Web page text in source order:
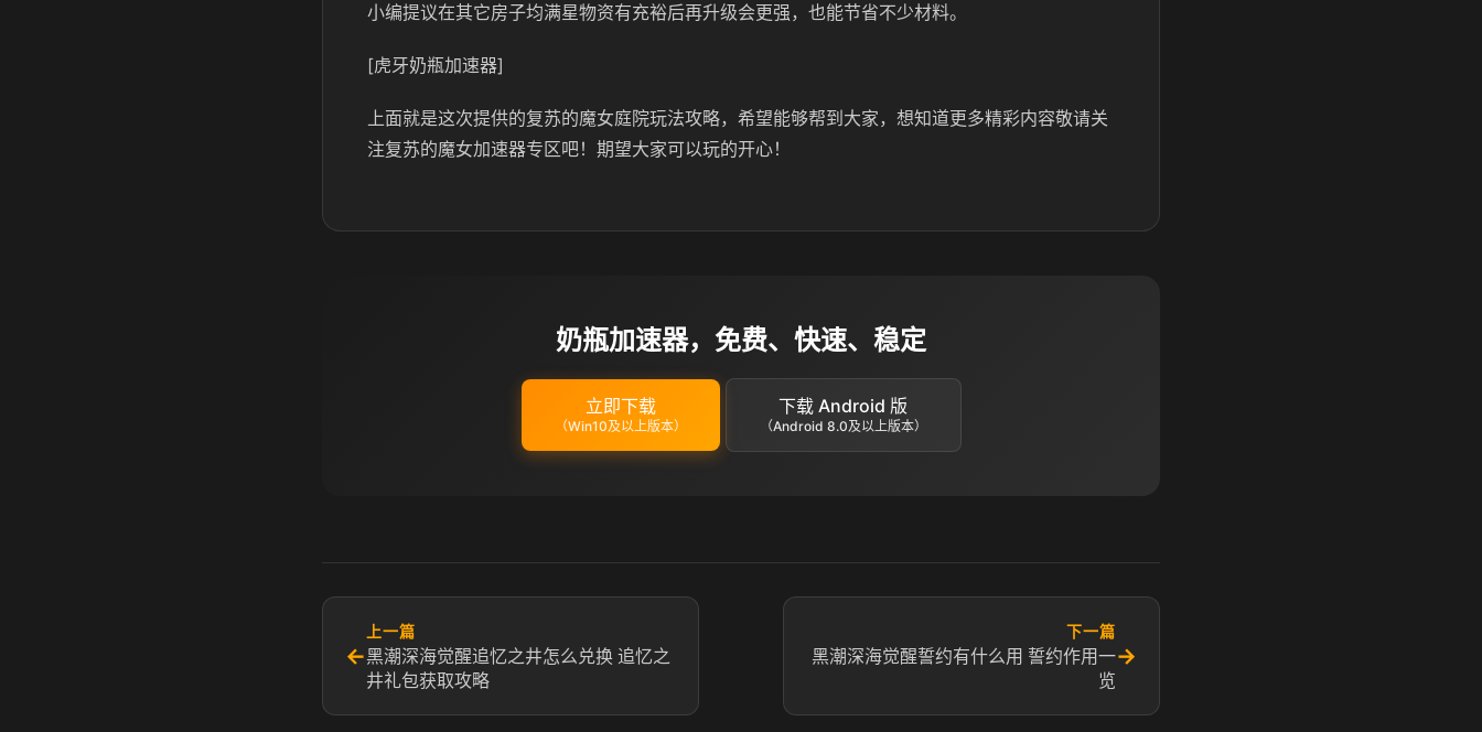
小编提议在其它房子均满星物资有充裕后再升级会更强，也能节省不少材料。
[虎牙奶瓶加速器]
上面就是这次提供的复苏的魔女庭院玩法攻略，希望能够帮到大家，想知道更多精彩内容敬请关
注复苏的魔女加速器专区吧！期望大家可以玩的开心！
奶瓶加速器，免费、快速、稳定
立即下载
（Win10及以上版本）
下载 Android 版
（Android 8.0及以上版本）
←
上一篇
黑潮深海觉醒追忆之井怎么兑换 追忆之
井礼包获取攻略
下一篇
黑潮深海觉醒誓约有什么用 誓约作用一
览
→